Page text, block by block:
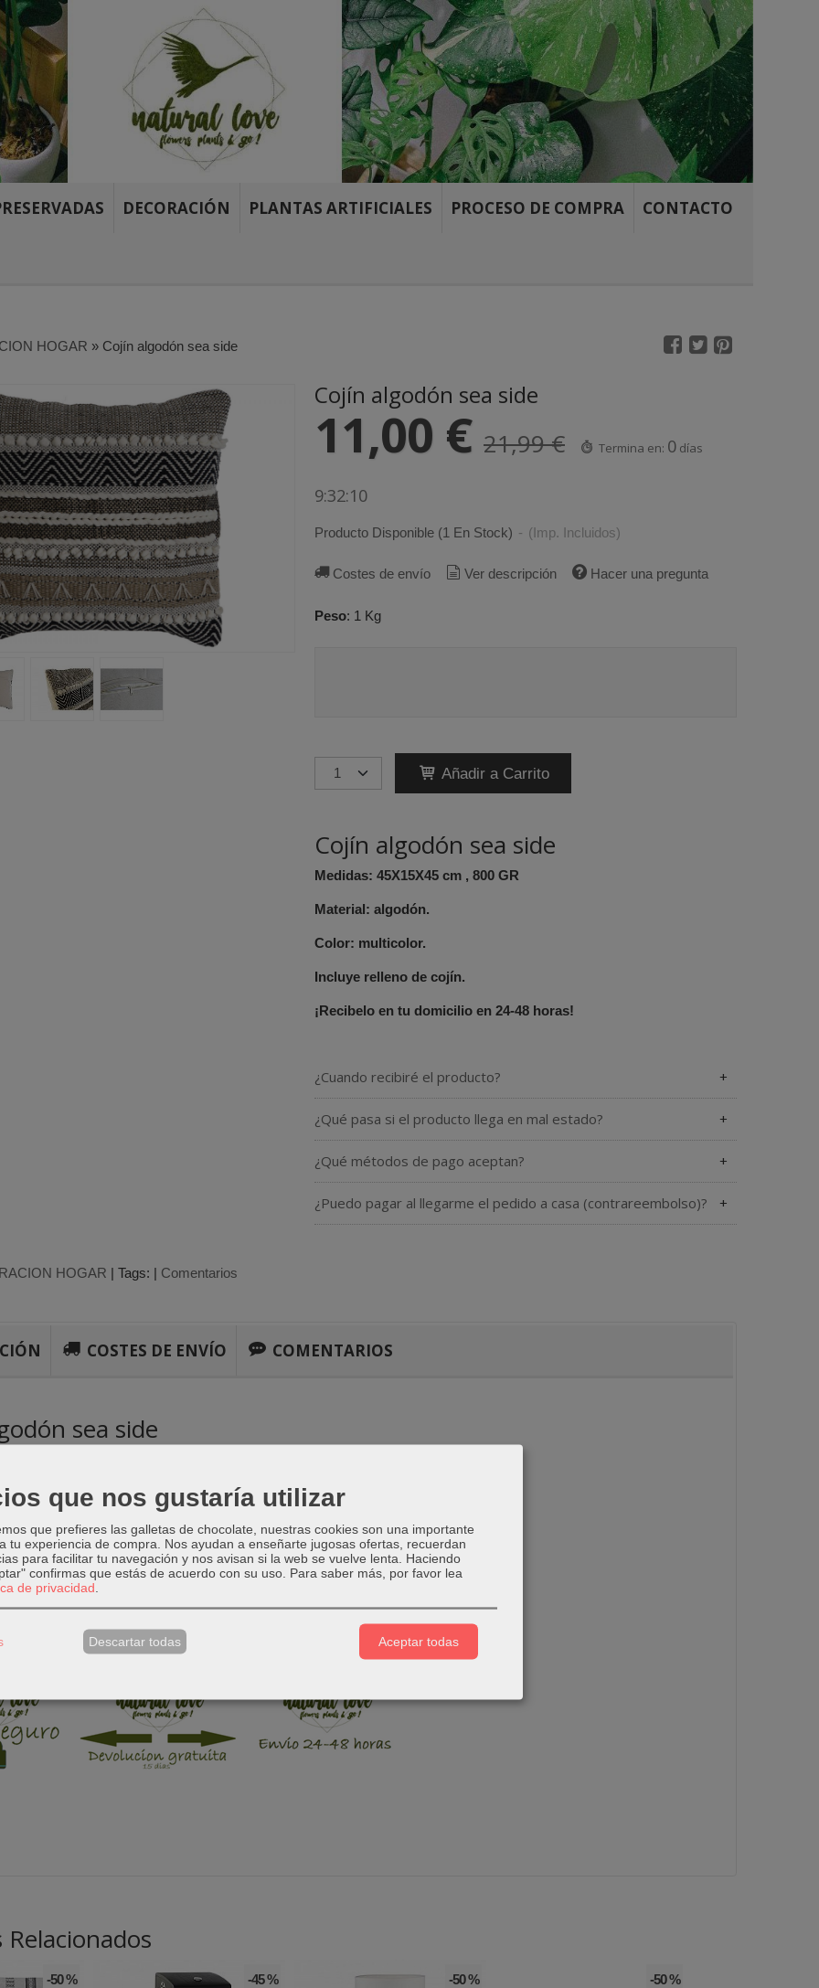
DECORACIÓN PLANTAS ARTIFICIALES PROCESO DE COMPRA CONTACTO
HOGAR » Cojín algodón sea side
Cojín algodón sea side
11,00 € 21,99 € Termina en: 0 días
9:32:09
Producto Disponible (1 En Stock) - (Imp. Incluidos)
Costes de envío Ver descripción Hacer una pregunta
Peso: 1 Kg
Añadir a Carrito
Cojín algodón sea side
Medidas: 45X15X45 cm , 800 GR
Material: algodón.
Color: multicolor.
Incluye relleno de cojín.
¡Recibelo en tu domicilio en 24-48 horas!
¿Cuando recibiré el producto?
¿Qué pasa si el producto llega en mal estado?
¿Qué métodos de pago aceptan?
¿Puedo pagar al llegarme el pedido a casa (contrareembolso)?
HOGAR | Tags: | Comentarios
COSTES DE ENVÍO COMENTARIOS
sea side
de cojín.
tu domicilio en 24-48 horas!
-50 % -45 % -50 % -50 %
que nos gustaría utilizar
que prefieres las galletas de chocolate, nuestras cookies son una importante
tu experiencia de compra. Nos ayudan a enseñarte jugosas ofertas, recuerdan
para facilitar tu navegación y nos avisan si la web se vuelve lenta. Haciendo
confirmas que estás de acuerdo con su uso. Para saber más, por favor lea
de privacidad
Descartar todas Aceptar todas